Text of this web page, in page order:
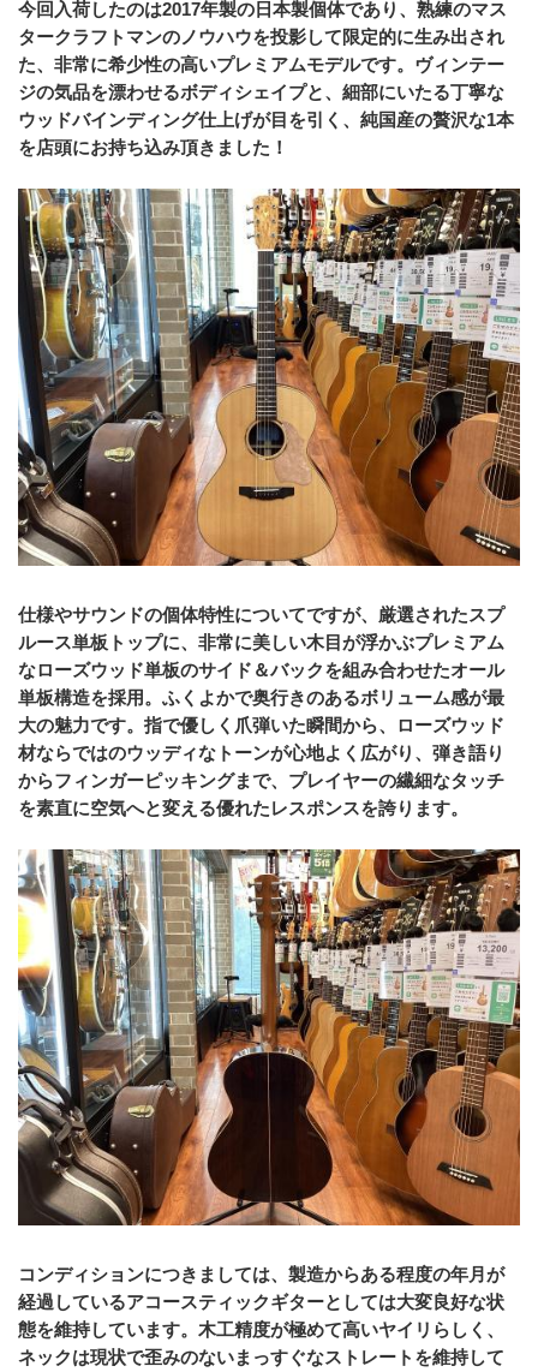
今回入荷したのは2017年製の日本製個体であり、熟練のマス
タークラフトマンのノウハウを投影して限定的に生み出され
た、非常に希少性の高いプレミアムモデルです。ヴィンテー
ジの気品を漂わせるボディシェイプと、細部にいたる丁寧な
ウッドバインディング仕上げが目を引く、純国産の贅沢な1本
を店頭にお持ち込み頂きました！
仕様やサウンドの個体特性についてですが、厳選されたスプ
ルース単板トップに、非常に美しい木目が浮かぶプレミアム
なローズウッド単板のサイド＆バックを組み合わせたオール
単板構造を採用。ふくよかで奥行きのあるボリューム感が最
大の魅力です。指で優しく爪弾いた瞬間から、ローズウッド
材ならではのウッディなトーンが心地よく広がり、弾き語り
からフィンガーピッキングまで、プレイヤーの繊細なタッチ
を素直に空気へと変える優れたレスポンスを誇ります。
コンディションにつきましては、製造からある程度の年月が
経過しているアコースティックギターとしては大変良好な状
態を維持しています。木工精度が極めて高いヤイリらしく、
ネックは現状で歪みのないまっすぐなストレートを維持して